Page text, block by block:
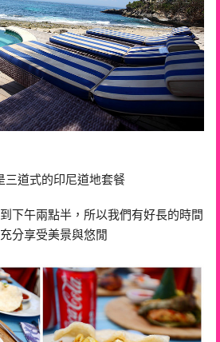
三道式的印尼道地套餐
下午兩點半，所以我們有好長的時間
分享受美景與悠閒